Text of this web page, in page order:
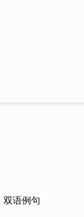
双语例句